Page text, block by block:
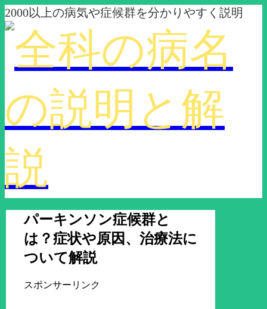
2000以上の病気や症候群を分かりやすく説明
パーキンソン症候群と
は？症状や原因、治療法に
ついて解説
スポンサーリンク